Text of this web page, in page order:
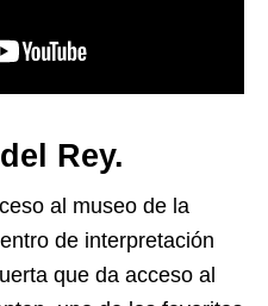
Rey.
al museo de la
de interpretación
que da acceso al